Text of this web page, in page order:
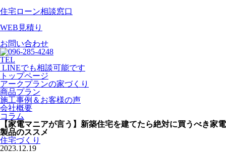
住宅ローン相談窓口
WEB見積り
お問い合わせ
TEL
LINEでも相談可能です
トップページ
アークプランの家づくり
商品プラン
施工事例＆お客様の声
会社概要
コラム
【家電マニアが言う】新築住宅を建てたら絶対に買うべき家電
製品のススメ
住宅づくり
2023.12.19